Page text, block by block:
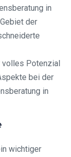
in
der
Potenzial
bei der
in
wichtiger